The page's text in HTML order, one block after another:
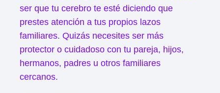
ser que tu cerebro te esté diciendo que
prestes atención a tus propios lazos
familiares. Quizás necesites ser más
protector o cuidadoso con tu pareja, hijos,
hermanos, padres u otros familiares
cercanos.